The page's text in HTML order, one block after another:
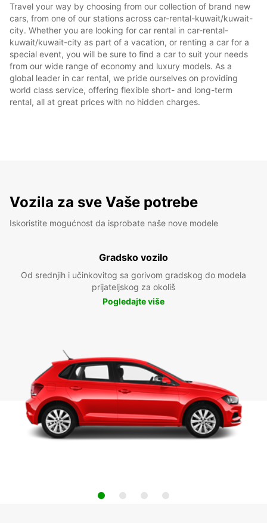
Travel your way by choosing from our collection of brand new
cars, from one of our stations across car-rental-kuwait/kuwait-
city. Whether you are looking for car rental in car-rental-
kuwait/kuwait-city as part of a vacation, or renting a car for a
special event, you will be sure to find a car to suit your needs
from our wide range of economy and luxury models. As a
global leader in car rental, we pride ourselves on providing
world class service, offering flexible short- and long-term
rental, all at great prices with no hidden charges.
Vozila za sve Vaše potrebe
Iskoristite mogućnost da isprobate naše nove modele
Gradsko vozilo
Od srednjih i učinkovitog sa gorivom gradskog do modela
prijateljskog za okoliš
Pogledajte više